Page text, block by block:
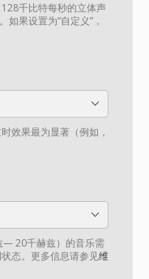
千比特每秒的立体声
果设置为“自定义”，
效果最为显著（例如，
— 20千赫兹）的音乐需
态。更多信息请参见维